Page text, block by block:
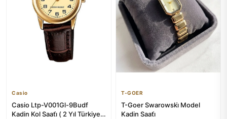
Casio
Casio Ltp-V001Gl-9Budf
Kadin Kol Saati̇ ( 2 Yıl Türkiye
T-GOER
T-Goer Swarowski̇ Model
Kadin Saati̇